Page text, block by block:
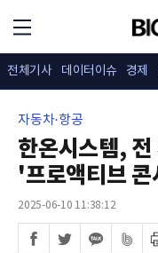
전체기사 데이터이슈 경제
자동차·항공
한온시스템,
'프로액티브 콘
2025-06-10 11:38:12